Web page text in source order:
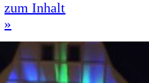
zum Inhalt
»